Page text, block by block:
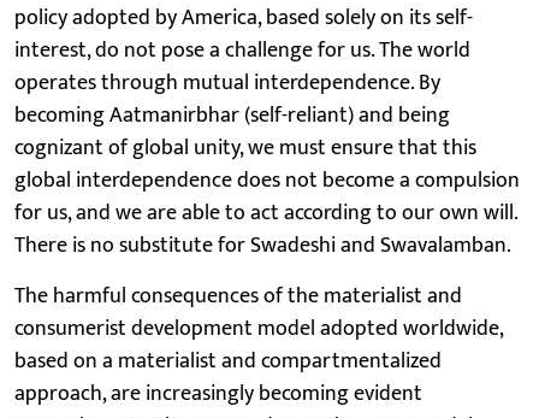
policy adopted by America, based solely on its self-
interest, do not pose a challenge for us. The world
operates through mutual interdependence. By
becoming Aatmanirbhar (self-reliant) and being
cognizant of global unity, we must ensure that this
global interdependence does not become a compulsion
for us, and we are able to act according to our own will.
There is no substitute for Swadeshi and Swavalamban.
The harmful consequences of the materialist and
consumerist development model adopted worldwide,
based on a materialist and compartmentalized
approach, are increasingly becoming evident